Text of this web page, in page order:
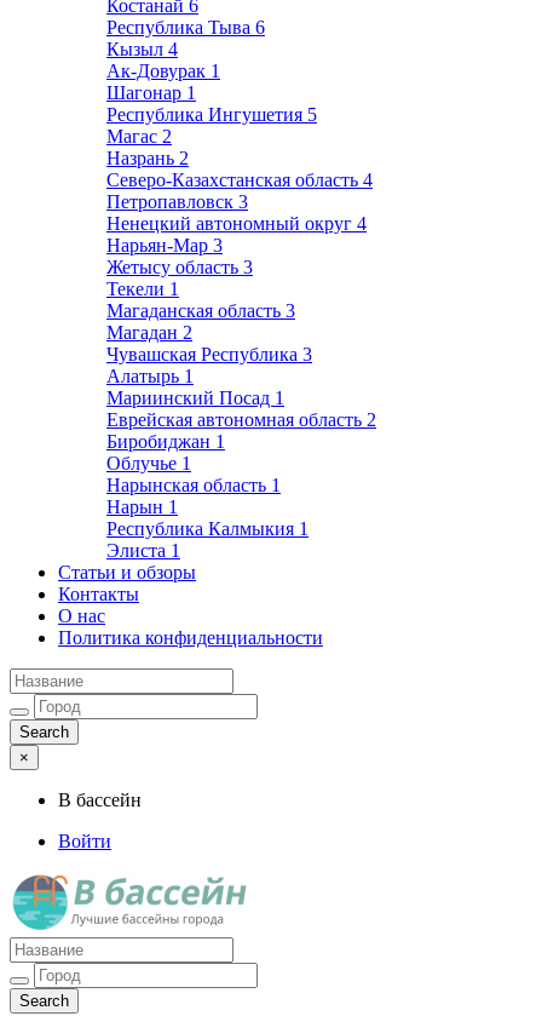
Костанай 6
Республика Тыва 6
Кызыл 4
Ак-Довурак 1
Шагонар 1
Республика Ингушетия 5
Магас 2
Назрань 2
Северо-Казахстанская область 4
Петропавловск 3
Ненецкий автономный округ 4
Нарьян-Мар 3
Жетысу область 3
Текели 1
Магаданская область 3
Магадан 2
Чувашская Республика 3
Алатырь 1
Мариинский Посад 1
Еврейская автономная область 2
Биробиджан 1
Облучье 1
Нарынская область 1
Нарын 1
Республика Калмыкия 1
Элиста 1
Статьи и обзоры
Контакты
О нас
Политика конфиденциальности
×
В бассейн
Войти
Лучшие бассейны города